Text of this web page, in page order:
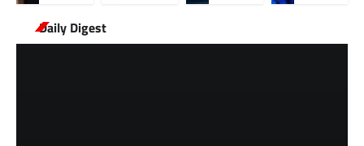
Daily Digest